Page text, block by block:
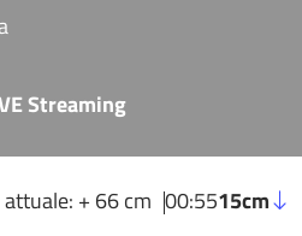
secondario
Streaming
+ 66 cm 00:5515cm